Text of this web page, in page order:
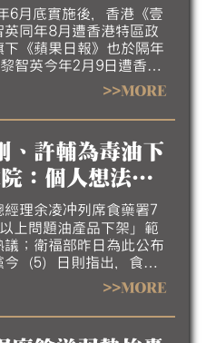
6月底實施後，香港《壹
同年8月遭香港特區政
《蘋果日報》也於隔年
智英今年2月9日遭香港
港政府本月5日指出，香
《公司條例》指示審查員
，審查員任期也已於7
涉國安案件遭判刑，認
>>MORE
、許輔為毒油下
：個人想法無
理余凌冲列席食藥署7
上問題油產品下架」範
；衛福部昨日為此公布
（5）日則指出，食安
擔心，應被撤職；並質疑
會議結論方向，也應為
下台。對此，行政院
>>MORE